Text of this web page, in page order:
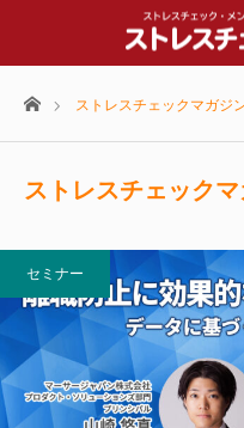
ホームストレスチェックマガジ
ストレスチェック
セミナー